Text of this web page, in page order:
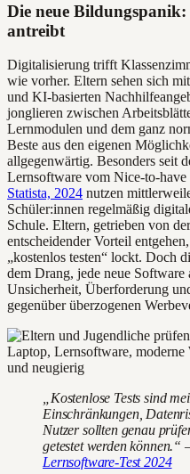
Die neue
antreibt
Digitalisierung trifft
wie vorher. Eltern sehen sich
und KI-basierten
jonglieren zwischen
Lernmodulen und dem ganz
Beste aus den eigenen
allgegenwärtig. Besonders seit
Lernsoftware vom Nice-to-
Statista, 2024 nutzen
Schüler:innen regelmäßig
Schule. Eltern, getrieben von
entscheidender Vorteil
„kostenlos testen“ lockt. Doch
dem Drang, jede neue Software
Unsicherheit, Überforderung
gegenüber überzogenen
„Kostenlose Tests sind
Einschränkungen,
Nutzer sollten genau
getestet werden können.“
Lernsoftware-Test 2024